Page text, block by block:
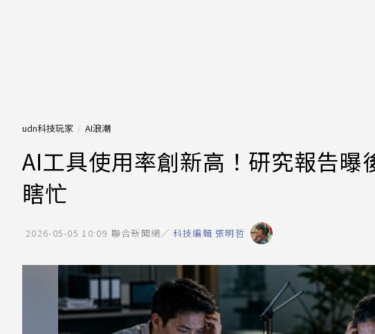
udn科技玩家 AI浪潮
AI工具使用率創新高！研究報告
瞎忙
2026-05-05 10:09 聯合新聞網／ 科技編輯 張明哲